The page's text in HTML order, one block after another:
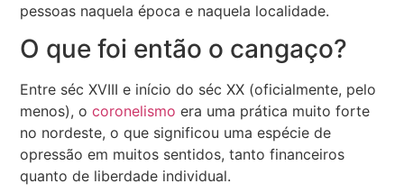
pessoas naquela época e naquela localidade.
O que foi então o cangaço?
Entre séc XVIII e início do séc XX (oficialmente, pelo
menos), ocoronelismo era uma prática muito forte
no nordeste, o que significou uma espécie de
opressão em muitos sentidos, tanto financeiros
quanto de liberdade individual.